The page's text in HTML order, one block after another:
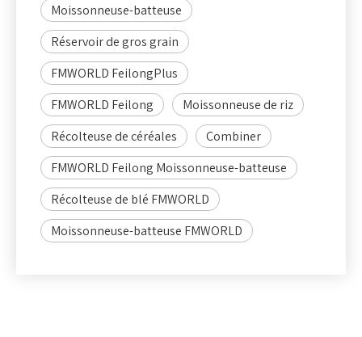
Moissonneuse-batteuse
Réservoir de gros grain
FMWORLD FeilongPlus
FMWORLD Feilong
Moissonneuse de riz
Récolteuse de céréales
Combiner
FMWORLD Feilong Moissonneuse-batteuse
Récolteuse de blé FMWORLD
Moissonneuse-batteuse FMWORLD